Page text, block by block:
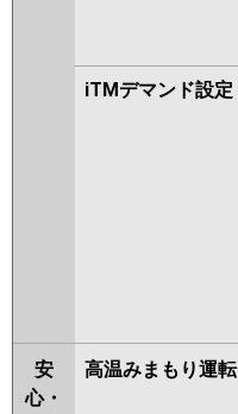
iTMデマンド設定
安
心・
高温みまもり運転